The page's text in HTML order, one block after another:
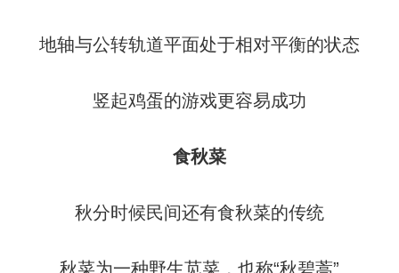
地轴与公转轨道平面处于相对平衡的状态
竖起鸡蛋的游戏更容易成功
食秋菜
秋分时候民间还有食秋菜的传统
秋菜为一种野生苋菜，也称“秋碧蒿”